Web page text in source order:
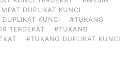
DUPLIKAT KUNCI
KUNCI
#TUKANG
TERDEKAT
#TUKANG
#TUKANG DUPLIKAT KUNCI